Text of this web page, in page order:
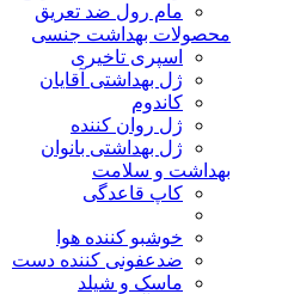
مام رول ضد تعریق
محصولات بهداشت جنسی
اسپری تاخیری
ژل بهداشتی آقایان
کاندوم
ژل روان کننده
ژل بهداشتی بانوان
بهداشت و سلامت
کاپ قاعدگی
خوشبو کننده هوا
ضدعفونی کننده دست
ماسک و شیلد